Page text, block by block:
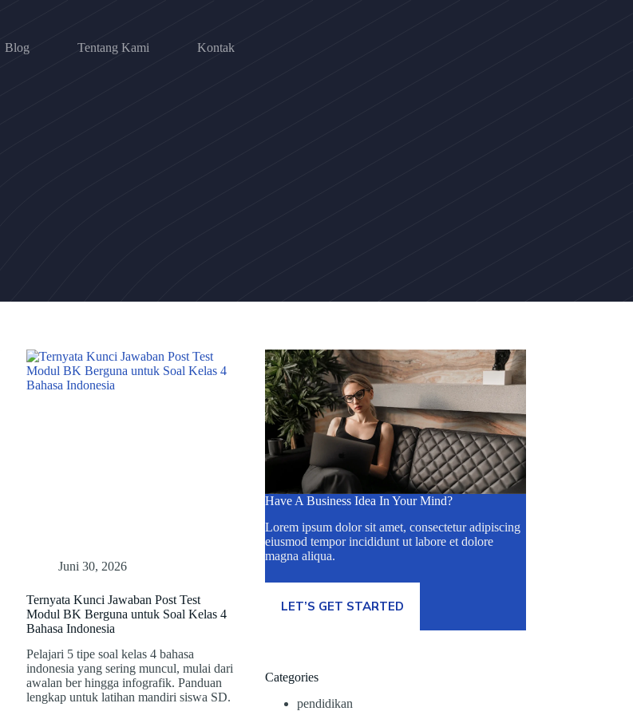
Blog Tentang Kami Kontak
Juni 30, 2026
Ternyata Kunci Jawaban Post Test
Modul BK Berguna untuk Soal Kelas 4
Bahasa Indonesia
Pelajari 5 tipe soal kelas 4 bahasa
indonesia yang sering muncul, mulai dari
awalan ber hingga infografik. Panduan
lengkap untuk latihan mandiri siswa SD.
Have A Business Idea In Your Mind?
Lorem ipsum dolor sit amet, consectetur adipiscing
eiusmod tempor incididunt ut labore et dolore
magna aliqua.
LET’S GET STARTED
Categories
pendidikan